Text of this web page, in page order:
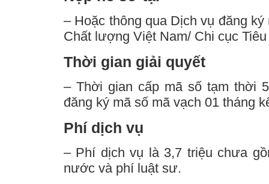
– Hoặc thông qua Dịch vụ đăng
Chất lượng Việt Nam/ Chi cục
Thời gian giải quyết
– Thời gian cấp mã số tạm thời
đăng ký mã số mã vạch 01 tháng
Phí dịch vụ
– Phí dịch vụ là 3,7 triệu chưa
nước và phí luật sư.